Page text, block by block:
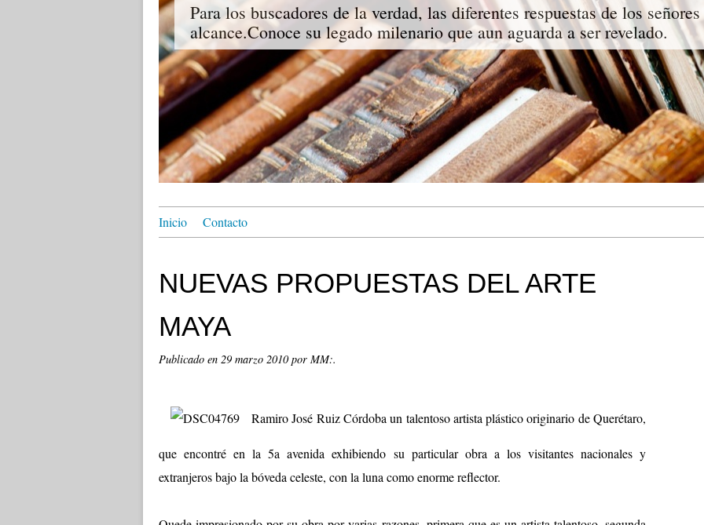
Para los buscadores de la verdad, las diferentes respuestas de los
alcance.Conoce su legado milenario que aun aguarda a ser revelado.
Inicio Contacto
NUEVAS PROPUESTAS DEL ARTE
MAYA
Publicado en 29 marzo 2010por MM:.
Ramiro José Ruiz Córdoba un talentoso artista plástico originario de Querétaro,
que encontré en la 5a avenida exhibiendo su particular obra a los visitantes nacionales y
extranjeros bajo la bóveda celeste, con la luna como enorme reflector.